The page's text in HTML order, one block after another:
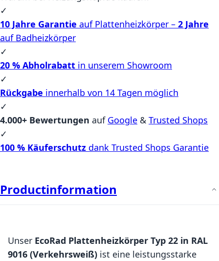
✓
10 Jahre Garantie auf Plattenheizkörper – 2 Jahre
auf Badheizkörper
✓
20 % Abholrabatt in unserem Showroom
✓
Rückgabe innerhalb von 14 Tagen möglich
✓
4.000+ Bewertungen auf Google & Trusted Shops
✓
100 % Käuferschutz dank Trusted Shops Garantie
Productinformation
Unser EcoRad Plattenheizkörper Typ 22 in RAL
9016 (Verkehrsweiß) ist eine leistungsstarke